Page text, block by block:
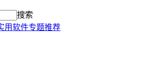
搜索
用软件专题推荐